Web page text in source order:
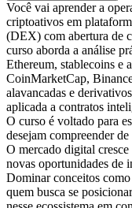
Você vai aprender a
criptoativos em
(DEX) com abertura de
curso aborda a análise
Ethereum, stablecoins e
CoinMarketCap,
alavancadas e
aplicada a contratos
O curso é voltado para
desejam compreender
O mercado digital
novas oportunidades de
Dominar conceitos
quem busca se